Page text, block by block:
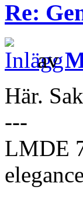
Re:
av
Här.
---
LMDE